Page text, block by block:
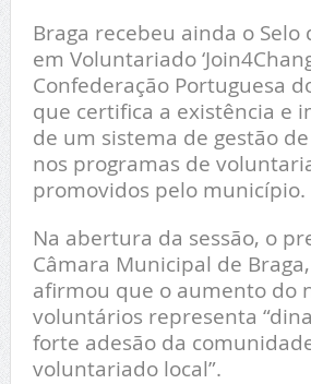
Braga recebeu ainda o Selo
em Voluntariado
Confederação Portuguesa
que certifica a existência e
de um sistema de gestão
nos programas de
promovidos pelo município.
Na abertura da sessão, o
Câmara Municipal de
afirmou que o aumento do
voluntários representa
forte adesão da
voluntariado local”.